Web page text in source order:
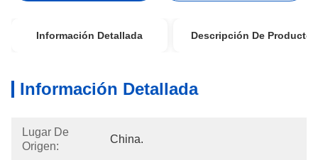
Información Detallada Descripción De Producto
Información Detallada
Lugar De
Origen:
China.